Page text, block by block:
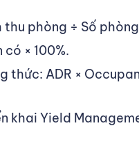
phòng ÷ Số
× 100%.
thức: ADR ×
khai Yield